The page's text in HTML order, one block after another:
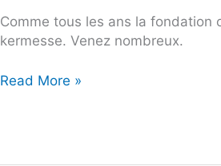
Comme tous les ans la fondation
kermesse. Venez nombreux.
Read More »